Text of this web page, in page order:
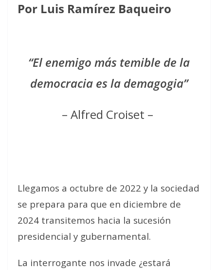
Por Luis Ramírez Baqueiro
“El enemigo más temible de la
democracia es la demagogia”
– Alfred Croiset –
Llegamos a octubre de 2022 y la sociedad
se prepara para que en diciembre de
2024 transitemos hacia la sucesión
presidencial y gubernamental.
La interrogante nos invade ¿estará